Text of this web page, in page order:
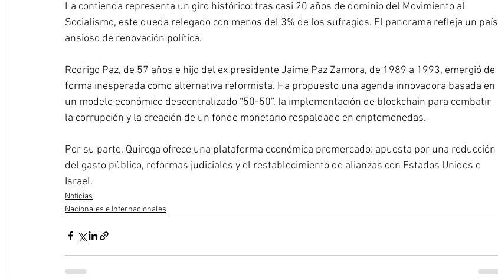
La contienda representa un giro histórico: tras casi 20 años de dominio del Movimiento al
Socialismo, este queda relegado con menos del 3% de los sufragios. El panorama refleja un país
ansioso de renovación política.
Rodrigo Paz, de 57 años e hijo del ex presidente Jaime Paz Zamora, de 1989 a 1993, emergió de
forma inesperada como alternativa reformista. Ha propuesto una agenda innovadora basada en
un modelo económico descentralizado “50-50”, la implementación de blockchain para combatir
la corrupción y la creación de un fondo monetario respaldado en criptomonedas.
Por su parte, Quiroga ofrece una plataforma económica promercado: apuesta por una reducción
del gasto público, reformas judiciales y el restablecimiento de alianzas con Estados Unidos e
Israel.
Noticias
Nacionales e Internacionales